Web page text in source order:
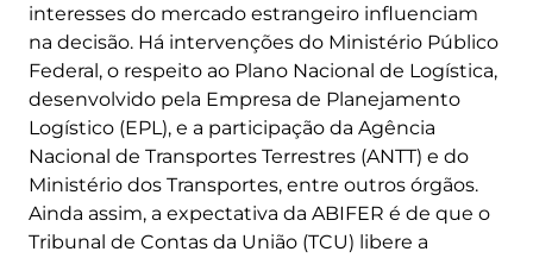
interesses do mercado estrangeiro influenciam
na decisão. Há intervenções do Ministério Público
Federal, o respeito ao Plano Nacional de Logística,
desenvolvido pela Empresa de Planejamento
Logístico (EPL), e a participação da Agência
Nacional de Transportes Terrestres (ANTT) e do
Ministério dos Transportes, entre outros órgãos.
Ainda assim, a expectativa da ABIFER é de que o
Tribunal de Contas da União (TCU) libere a